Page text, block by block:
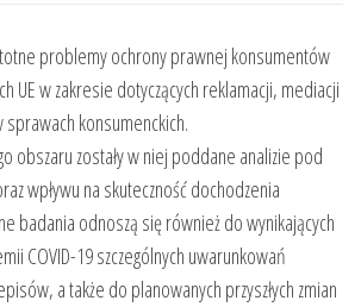
problemy ochrony prawnej konsumentów
UE w zakresie dotyczących reklamacji, mediacji
konsumenckich.
obszaru zostały w niej poddane analizie pod
wpływu na skuteczność dochodzenia
badania odnoszą się również do wynikających
COVID-19 szczególnych uwarunkowań
a także do planowanych przyszłych zmian